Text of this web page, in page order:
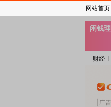
财经
网站首页